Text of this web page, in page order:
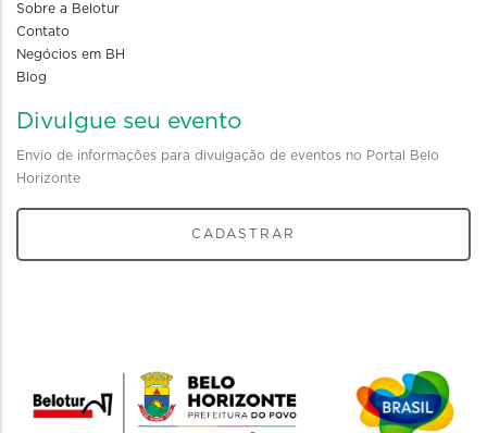
Sobre a Belotur
Contato
Negócios em BH
Blog
Divulgue seu evento
Envio de informações para divulgação de eventos no Portal Belo
Horizonte
CADASTRAR